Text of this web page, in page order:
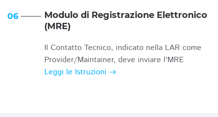
06
Modulo di Registrazione Elettronico
(MRE)
Il Contatto Tecnico, indicato nella LAR come
Provider/Maintainer, deve inviare l'MRE
Leggi le Istruzioni